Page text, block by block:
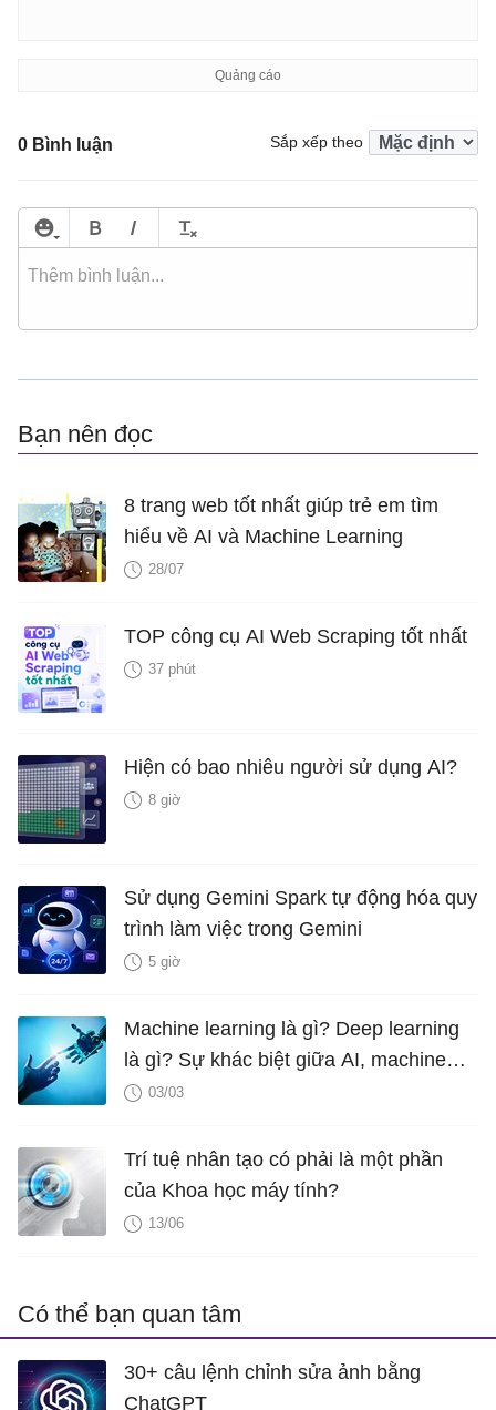
0 Bình luận Sắp xếp theo
Bạn nên đọc
8 trang web tốt nhất giúp trẻ em tìm
hiểu về AI và Machine Learning
28/07
TOP công cụ AI Web Scraping tốt nhất
37 phút
Hiện có bao nhiêu người sử dụng AI?
8 giờ
Sử dụng Gemini Spark tự động hóa quy
trình làm việc trong Gemini
5 giờ
Machine learning là gì? Deep learning
là gì? Sự khác biệt giữa AI, machine
learning và deep learning
03/03
Trí tuệ nhân tạo có phải là một phần
của Khoa học máy tính?
13/06
Có thể bạn quan tâm
30+ câu lệnh chỉnh sửa ảnh bằng
ChatGPT